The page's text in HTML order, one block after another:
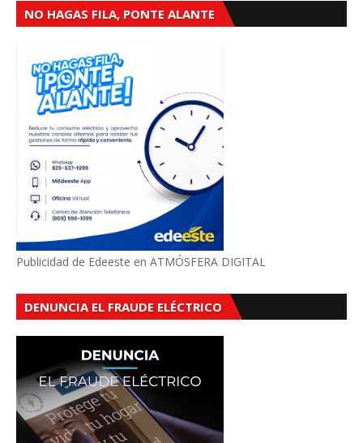
NO HAGAS FILA, PONTE ALANTE
Publicidad de Edeeste en ATMÓSFERA DIGITAL
DENUNCIA EL FRAUDE ELÉCTRICO